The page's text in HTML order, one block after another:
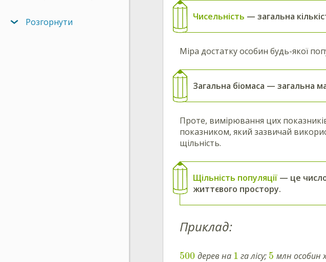
Розгорнути
Чисельність — загальна
Міра достатку особин будь-якої
Загальна біомаса — загальна
Проте, вимірювання цих
показником, який зазвичай
щільність.
Щільність популяції — це
життєвого простору.
Приклад:
500 дерев на 1 га лісу; 5 млн особин